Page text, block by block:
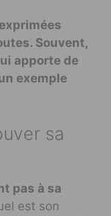
Souvent,
apporte de
exemple
sa
pas à sa
est son